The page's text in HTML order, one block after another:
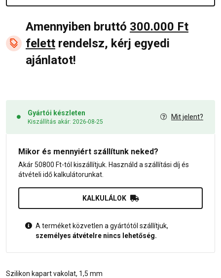
Amennyiben bruttó 300.000 Ft
felett rendelsz, kérj egyedi
ajánlatot!
Gyártói készleten
Kiszállítás akár: 2026-08-25
Mit jelent?
Mikor és mennyiért szállítunk neked?
Akár 50800 Ft-tól kiszállítjuk. Használd a szállítási díj és
átvételi idő kalkulátorunkat.
KALKULÁLOK
A terméket közvetlen a gyártótól szállítjuk,
személyes átvételre nincs lehetőség.
Szilikon kapart vakolat, 1,5 mm